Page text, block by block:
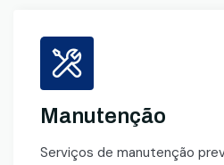
Manutenção
Serviços de manutenção